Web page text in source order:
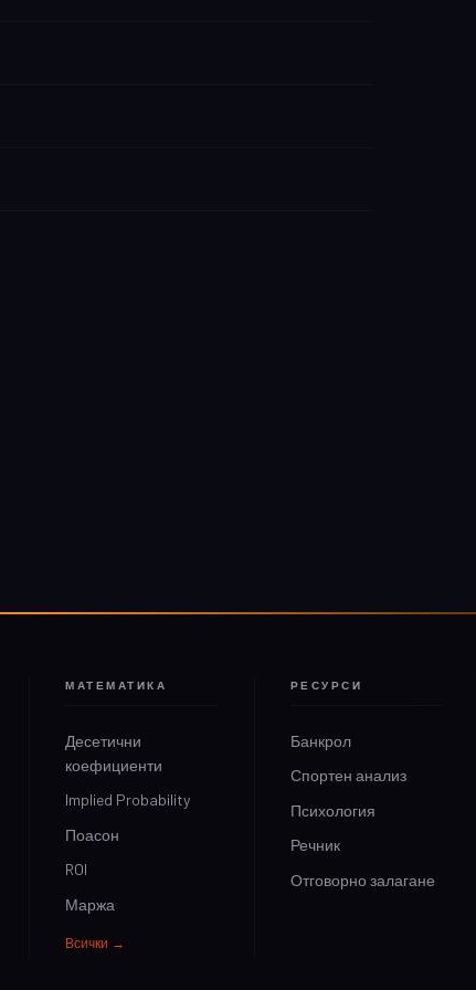
МАТЕМАТИКА
Десетични
коефициенти
Implied Probability
Поасон
ROI
Маржа
Всички →
РЕСУРСИ
Банкрол
Спортен анализ
Психология
Речник
Отговорно залагане